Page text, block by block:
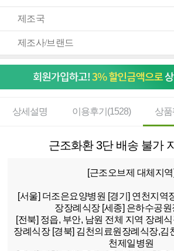
제조국
제조사/브랜드
상세설명 이용후기(1528) 상품
근조화환 3단 배송 불가
[근조오브제 대체지역]
[서울] 더조은요양병원 [경기] 연천지역
장장례식장 [세종] 은하수공
[전북] 정읍, 부안, 남원 전체 지역 장례
장례식장 [경북] 김천의료원장례식장,김
천제일병원